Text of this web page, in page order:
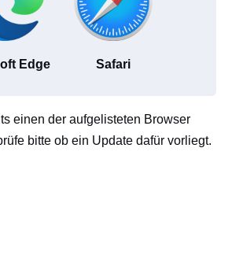
Edge Safari
einen der aufgelisteten Browser
bitte ob ein Update dafür vorliegt.